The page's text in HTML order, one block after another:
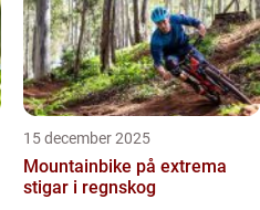
15 december 2025
Mountainbike på extrema
stigar i regnskog